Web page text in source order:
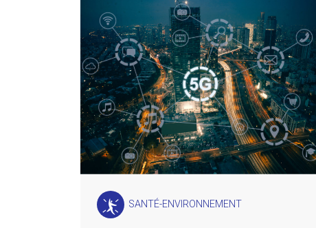
SANTÉ-ENVIRONNEMENT